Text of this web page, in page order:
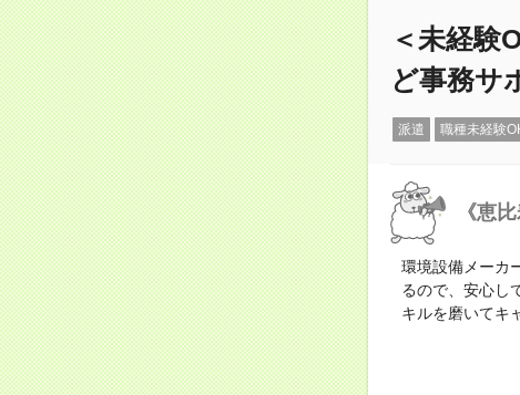
＜未経験
ど事務サ
派遣 職種未経験
《恵
環境設備メーカ
るので、安心し
キルを磨いてキ